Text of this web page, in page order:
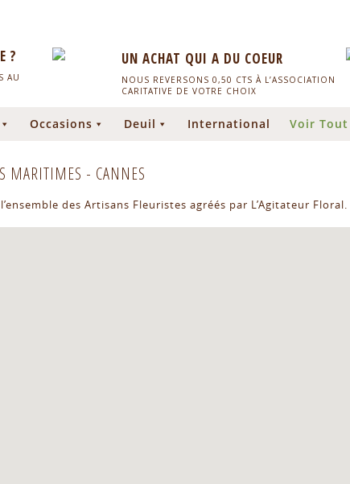
?
AU
UN ACHAT QUI A DU COEUR
NOUS REVERSONS 0,50 CTS À L’ASSOCIATION
CARITATIVE DE VOTRE CHOIX
Occasions Deuil International Voir Tout
MARITIMES - CANNES
des Artisans Fleuristes agréés par L’Agitateur Floral.